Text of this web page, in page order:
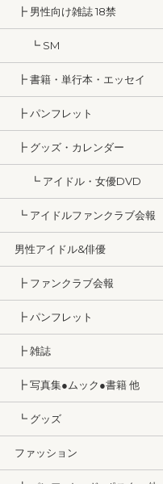
┣ 男性向け雑誌 18禁
┗ SM
┣ 書籍・単行本・エッセイ
┣ パンフレット
┣ グッズ・カレンダー
┗ アイドル・女優DVD
┗ アイドルファンクラブ会報
男性アイドル&俳優
┣ ファンクラブ会報
┣ パンフレット
┣ 雑誌
┣ 写真集●ムック●書籍 他
┗ グッズ
ファッション